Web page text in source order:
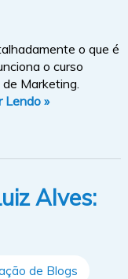
o que é
o curso
Marketing.
Lendo »
Alves:
de Blogs